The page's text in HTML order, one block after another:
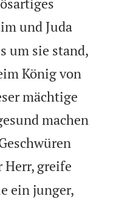
und Juda
um sie stand,
König von
mächtige
machen
Herr, greife
ein junger,